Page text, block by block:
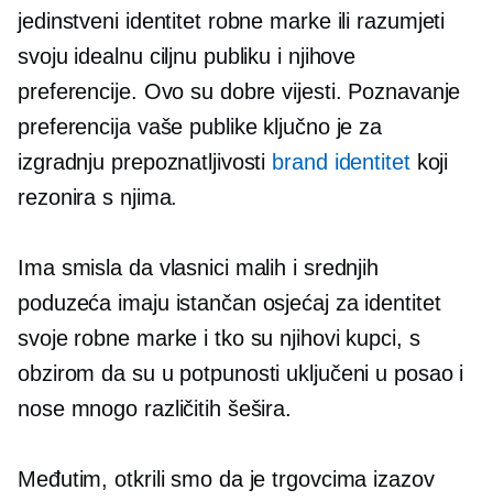
jedinstveni identitet robne marke ili razumjeti
svoju idealnu ciljnu publiku i njihove
preferencije. Ovo su dobre vijesti. Poznavanje
preferencija vaše publike ključno je za
izgradnju prepoznatljivosti brand identitetkoji
rezonira s njima.
Ima smisla da vlasnici malih i srednjih
poduzeća imaju istančan osjećaj za identitet
svoje robne marke i tko su njihovi kupci, s
obzirom da su u potpunosti uključeni u posao i
nose mnogo različitih šešira.
Međutim, otkrili smo da je trgovcima izazov